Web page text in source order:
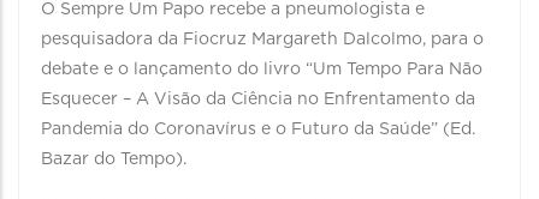
O Sempre Um Papo recebe a pneumologista e
pesquisadora da Fiocruz Margareth Dalcolmo, para o
debate e o lançamento do livro “Um Tempo Para Não
Esquecer – A Visão da Ciência no Enfrentamento da
Pandemia do Coronavírus e o Futuro da Saúde” (Ed.
Bazar do Tempo).